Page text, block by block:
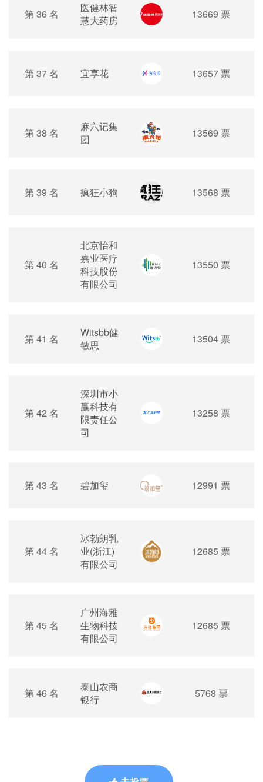
第 36 名
医健林智
慧大药房
13669 票
第 37 名 宜享花 13657 票
第 38 名
麻六记集
团
13569 票
第 39 名 疯狂小狗 13568 票
第 40 名
北京怡和
嘉业医疗
科技股份
有限公司
13550 票
第 41 名
Witsbb健
敏思
13504 票
第 42 名
深圳市小
赢科技有
限责任公
司
13258 票
第 43 名 碧加玺 12991 票
第 44 名
冰勃朗乳
业(浙江)
有限公司
12685 票
第 45 名
广州海雅
生物科技
有限公司
12685 票
第 46 名
泰山农商
银行
5768 票